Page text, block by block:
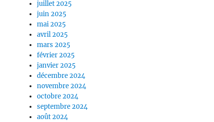
juillet 2025
juin 2025
mai 2025
avril 2025
mars 2025
février 2025
janvier 2025
décembre 2024
novembre 2024
octobre 2024
septembre 2024
août 2024